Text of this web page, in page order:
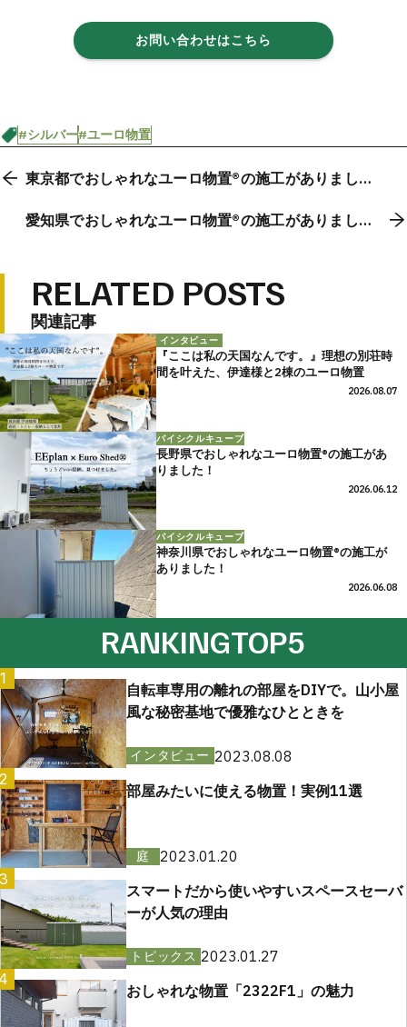
お問い合わせはこちら
#シルバー#ユーロ物置
東京都でおしゃれなユーロ物置®の施工がありまし
愛知県でおしゃれなユーロ物置®の施工がありまし
RELATED POSTS
関連記事
インタビュー
『ここは私の天国なんです。』理想の別荘時
間を叶えた、伊達様と2棟のユーロ物置
2026.08.07
バイシクルキューブ
長野県でおしゃれなユーロ物置®の施工があ
りました！
2026.06.12
バイシクルキューブ
神奈川県でおしゃれなユーロ物置®の施工が
ありました！
2026.06.08
RANKINGTOP5
1
自転車専用の離れの部屋をDIYで。山小屋
風な秘密基地で優雅なひとときを
インタビュー 2023.08.08
2
部屋みたいに使える物置！実例11選
庭
2023.01.20
スマートだから使いやすいスペースセーバ
ーが人気の理由
トピックス 2023.01.27
おしゃれな物置「2322F1」の魅力